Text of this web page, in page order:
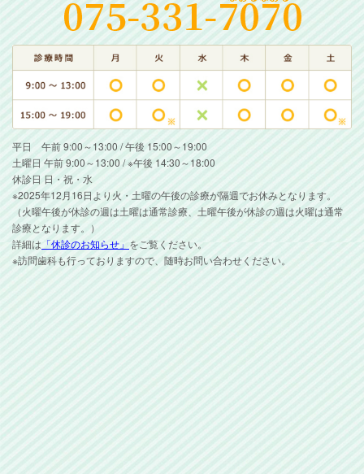
平日 午前 9:00～13:00 / 午後 15:00～19:00
土曜日 午前 9:00～13:00 / ※午後 14:30～18:00
休診日 日・祝・水
※2025年12月16日より火・土曜の午後の診療が隔週でお休みとなります。
（火曜午後が休診の週は土曜は通常診療、土曜午後が休診の週は火曜は通常
診療となります。）
詳細は 「休診のお知らせ」 をご覧ください。
※訪問歯科も行っておりますので、随時お問い合わせください。